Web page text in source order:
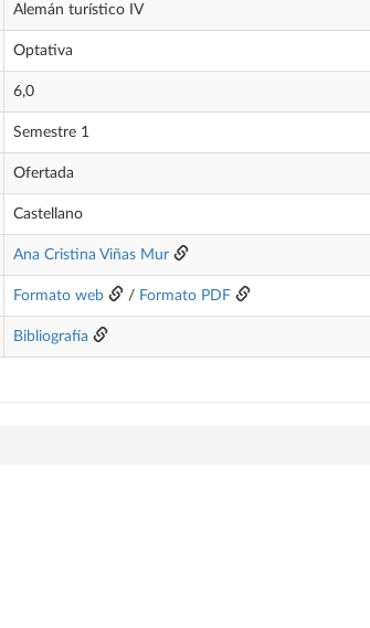
Alemán turístico IV
Optativa
6,0
Semestre 1
Ofertada
Castellano
Ana Cristina Viñas Mur
Formato web / Formato PDF
Bibliografía